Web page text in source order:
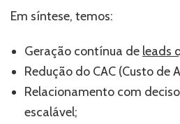
Em síntese, temos:
Geração contínua de leads
Redução do CAC (Custo de
Relacionamento com
escalável;